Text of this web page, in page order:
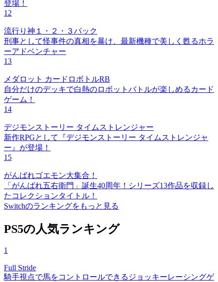
登場！
12
流行り神１・２・３パック
刑事として怪事件の真相を暴け、最新機種で美しく甦るホラ
ーアドベンチャー
13
メダロット カードロボトルRB
自分だけのデッキで白熱のロボットバトルが楽しめるカード
ゲーム！
14
デジモンストーリー タイムストレンジャー
新作RPGとして『デジモンストーリー タイムストレンジャ
ー』が登場！
15
がんばれゴエモン大集合！
「がんばれ五右衛門」誕生40周年！シリーズ13作品を収録し
たコレクションタイトル！
Switchのランキングをもっと見る
PS5の人気ランキング
1
Full Stride
騎手視点で馬をコントロールできるジョッキーレーシングゲ